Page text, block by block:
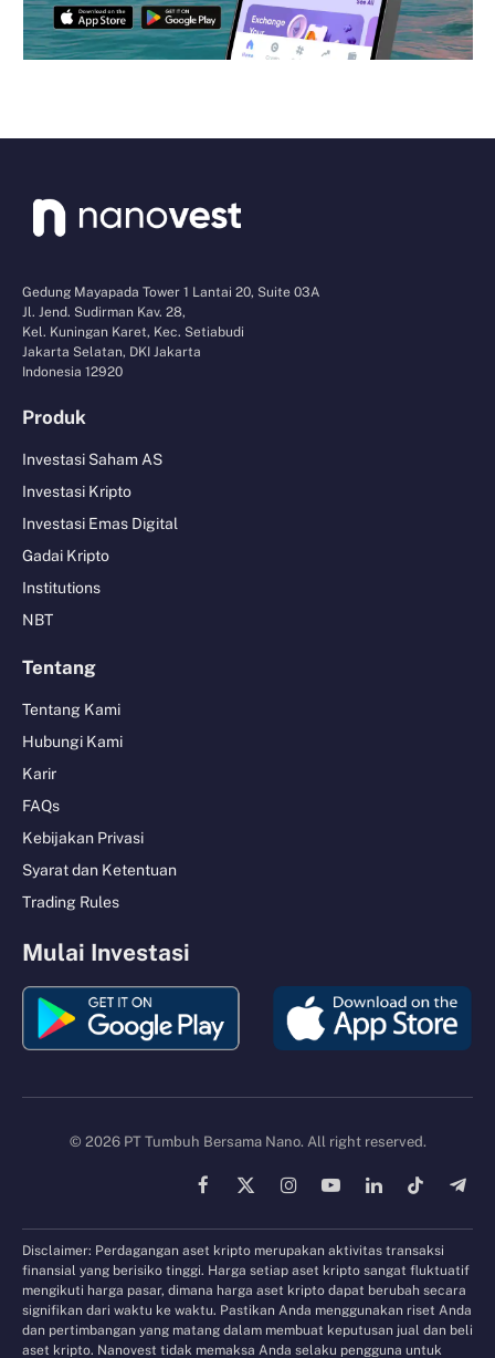
Gedung Mayapada Tower 1 Lantai 20, Suite 03A
Jl. Jend. Sudirman Kav. 28,
Kel. Kuningan Karet, Kec. Setiabudi
Jakarta Selatan, DKI Jakarta
Indonesia 12920
Produk
Investasi Saham AS
Investasi Kripto
Investasi Emas Digital
Gadai Kripto
Institutions
NBT
Tentang
Tentang Kami
Hubungi Kami
Karir
FAQs
Kebijakan Privasi
Syarat dan Ketentuan
Trading Rules
Mulai Investasi
© 2026 PT Tumbuh Bersama Nano. All right reserved.
Facebook
X
InstagramYouTubeLinkedInTikTok
Disclaimer: Perdagangan aset kripto merupakan aktivitas transaksi
finansial yang berisiko tinggi. Harga setiap aset kripto sangat fluktuatif
mengikuti harga pasar, dimana harga aset kripto dapat berubah secara
signifikan dari waktu ke waktu. Pastikan Anda menggunakan riset Anda
dan pertimbangan yang matang dalam membuat keputusan jual dan beli
aset kripto. Nanovest tidak memaksa Anda selaku pengguna untuk